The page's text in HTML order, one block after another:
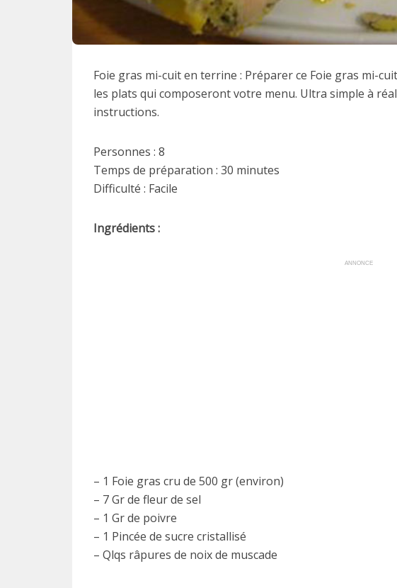
Foie gras mi-cuit en terrine : Préparer ce Foie gras mi-
les plats qui composeront votre menu. Ultra simple à
instructions.
Personnes : 8
Temps de préparation : 30 minutes
Difficulté : Facile
Ingrédients :
ANNONCE
– 1 Foie gras cru de 500 gr (environ)
– 7 Gr de fleur de sel
– 1 Gr de poivre
– 1 Pincée de sucre cristallisé
– Qlqs râpures de noix de muscade